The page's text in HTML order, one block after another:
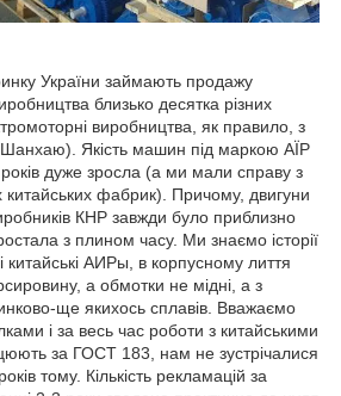
України займають продажу
близько десятка різних
виробництва, як правило, з
Якість машин під маркою АЇР
дуже зросла (а ми мали справу з
китайських фабрик). Причому, двигуни
КНР завжди було приблизно
з плином часу. Ми знаємо історії
китайські АИРы, в корпусному лиття
а обмотки не мідні, а з
ще якихось сплавів. Вважаємо
і за весь час роботи з китайськими
за ГОСТ 183, нам не зустрічалися
тому. Кількість рекламацій за